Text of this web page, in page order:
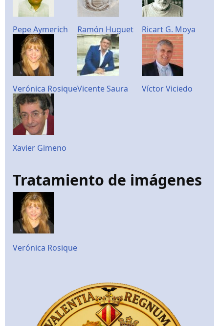
Pepe Aymerich Ramón Huguet Ricart G. Moya
Verónica RosiqueVicente Saura Víctor Viciedo
Xavier Gimeno
Tratamiento de imágenes
Verónica Rosique